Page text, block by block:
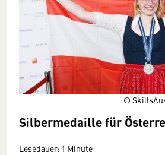
©
Silbermedaille für
Lesedauer: 1 Minute